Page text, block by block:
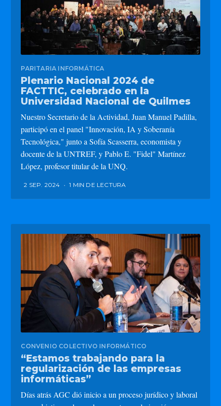
PARITARIA INFORMÁTICA
Plenario Nacional 2024 de
FACTTIC, celebrado en la
Universidad Nacional de Quilmes
Nuestro Secretario de la Actividad, Juan Manuel Padilla,
participó en el panel "Innovación, IA y Soberanía
Tecnológica," junto a Sofía Scasserra, economista y
docente de la UNTREF, y Pablo E. "Fidel" Martínez
López, profesor titular de la UNQ.
2 SEP. 2024 • 1 MIN DE LECTURA
CONVENIO COLECTIVO INFORMÁTICO
“Estamos trabajando para la
regularización de las empresas
informáticas”
Días atrás AGC dió inicio a un proceso jurídico y laboral